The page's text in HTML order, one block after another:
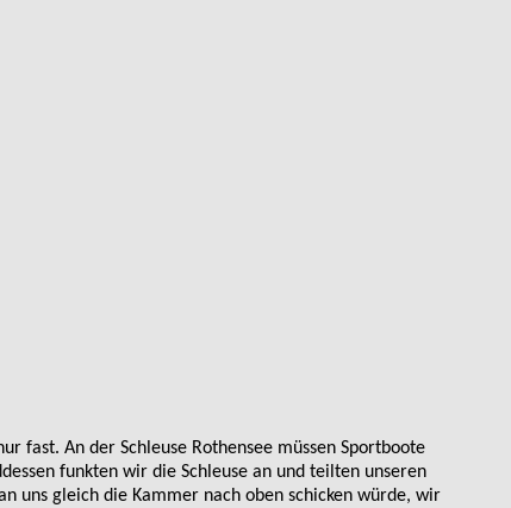
fast. An der Schleuse Rothensee müssen Sportboote
funkten wir die Schleuse an und teilten unseren
uns gleich die Kammer nach oben schicken würde, wir